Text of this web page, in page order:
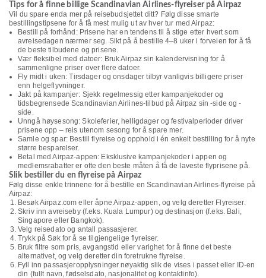
Tips for å finne billige Scandinavian Airlines-flyreiser på Airpaz
Vil du spare enda mer på reisebudsjettet ditt? Følg disse smarte
bestillingstipsene for å få mest mulig ut av hver tur med Airpaz:
Bestill på forhånd: Prisene har en tendens til å stige etter hvert som
avreisedagen nærmer seg. Sikt på å bestille 4–8 uker i forveien for å få
de beste tilbudene og prisene.
Vær fleksibel med datoer: Bruk Airpaz sin kalendervisning for å
sammenligne priser over flere datoer.
Fly midt i uken: Tirsdager og onsdager tilbyr vanligvis billigere priser
enn helgeflyvninger.
Jakt på kampanjer: Sjekk regelmessig etter kampanjekoder og
tidsbegrensede Scandinavian Airlines-tilbud på Airpaz sin -side og -
side.
Unngå høysesong: Skoleferier, helligdager og festivalperioder driver
prisene opp – reis utenom sesong for å spare mer.
Samle og spar: Bestill flyreise og opphold i én enkelt bestilling for å nyte
større besparelser.
Betal med Airpaz-appen: Eksklusive kampanjekoder i appen og
medlemsrabatter er ofte den beste måten å få de laveste flyprisene på.
Slik bestiller du en flyreise på Airpaz
Følg disse enkle trinnene for å bestille en Scandinavian Airlines-flyreise på
Airpaz:
Besøk Airpaz.com eller åpne Airpaz-appen, og velg deretter Flyreiser.
Skriv inn avreiseby (f.eks. Kuala Lumpur) og destinasjon (f.eks. Bali,
Singapore eller Bangkok).
Velg reisedato og antall passasjerer.
Trykk på Søk for å se tilgjengelige flyreiser.
Bruk filtre som pris, avgangstid eller varighet for å finne det beste
alternativet, og velg deretter din foretrukne flyreise.
Fyll inn passasjeropplysninger nøyaktig slik de vises i passet eller ID-en
din (fullt navn, fødselsdato, nasjonalitet og kontaktinfo).